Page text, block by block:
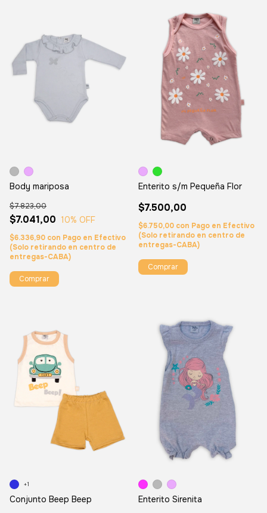
Body mariposa
$7.041,00
$7.823,00
10% OFF
$6.336,90 con Pago en Efectivo
(Solo retirando en centro de
entregas-CABA)
Comprar
Enterito s/m Pequeña Flor
$7.500,00
$6.750,00 con Pago en Efectivo
(Solo retirando en centro de
entregas-CABA)
Comprar
Conjunto Beep Beep
+1
Enterito Sirenita